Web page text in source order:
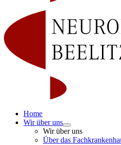
Home
Wir über uns
Wir über uns
Über das